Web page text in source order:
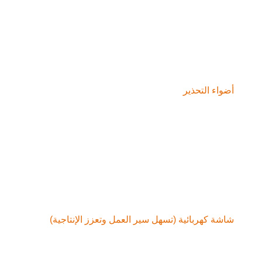
التحذير
كهربائية (تسهل سير العمل وتعزز الإنتاجية)